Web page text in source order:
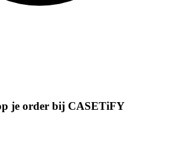
je order bij CASETiFY